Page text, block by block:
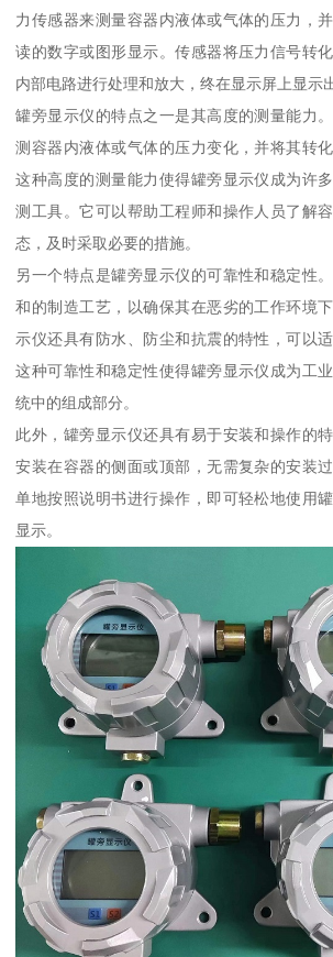
力传感器来测量容器内液体或气体的压力，
读的数字或图形显示。传感器将压力信号转
内部电路进行处理和放大，终在显示屏上显示
罐旁显示仪的特点之一是其高度的测量能力
测容器内液体或气体的压力变化，并将其转
这种高度的测量能力使得罐旁显示仪成为许
测工具。它可以帮助工程师和操作人员了解
态，及时采取必要的措施。
另一个特点是罐旁显示仪的可靠性和稳定性
和的制造工艺，以确保其在恶劣的工作环境
示仪还具有防水、防尘和抗震的特性，可以
这种可靠性和稳定性使得罐旁显示仪成为工
统中的组成部分。
此外，罐旁显示仪还具有易于安装和操作的
安装在容器的侧面或顶部，无需复杂的安装
单地按照说明书进行操作，即可轻松地使用
显示。